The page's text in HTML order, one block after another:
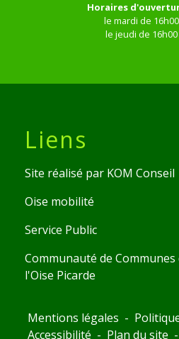
Horaires
le mardi de
le jeudi de 16h00
Liens
Site réalisé par KOM Conseil
Oise mobilité
Service Public
Communauté de Communes
l'Oise Picarde
Mentions légales -
Accessibilité - Plan du site -